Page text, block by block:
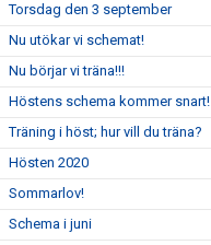
Torsdag den 3 september
Nu utökar vi schemat!
Nu börjar vi träna!!!
Höstens schema kommer snart!
Träning i höst; hur vill du träna?
Hösten 2020
Sommarlov!
Schema i juni